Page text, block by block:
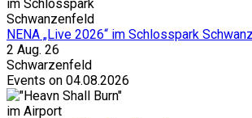
NENA „Live 2026“ im Schlosspark
2 Aug. 26
Schwarzenfeld
Events on 04.08.2026